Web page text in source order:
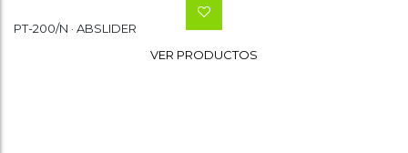
Wishlist
VER PRODUCTOS
PT-200/N · ABSLIDER